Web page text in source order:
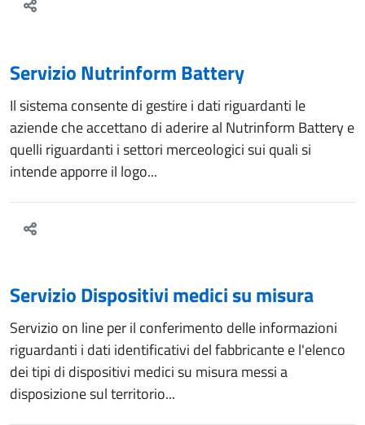
Servizio Nutrinform Battery
Il sistema consente di gestire i dati riguardanti le
aziende che accettano di aderire al Nutrinform Battery e
quelli riguardanti i settori merceologici sui quali si
intende apporre il logo...
Servizio Dispositivi medici su misura
Servizio on line per il conferimento delle informazioni
riguardanti i dati identificativi del fabbricante e l'elenco
dei tipi di dispositivi medici su misura messi a
disposizione sul territorio...